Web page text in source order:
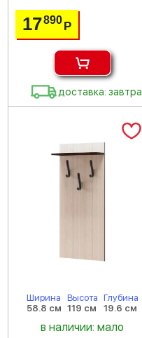
17890Р
доставка: завтра
Ширина
58.8 см
Высота
119 см
Глубина
19.6 см
в наличии: мало